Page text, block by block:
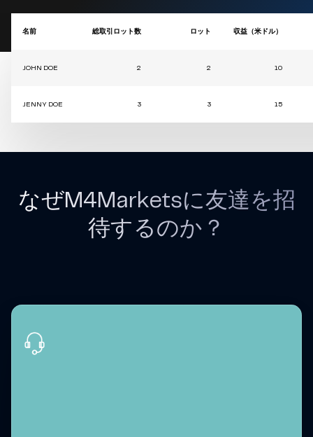
名前 総取引ロット数 ロット 収益（米ドル）
JOHN DOE 2 2 10
JENNY DOE 3 3 15
なぜM4Marketsに友達を招
待するのか？